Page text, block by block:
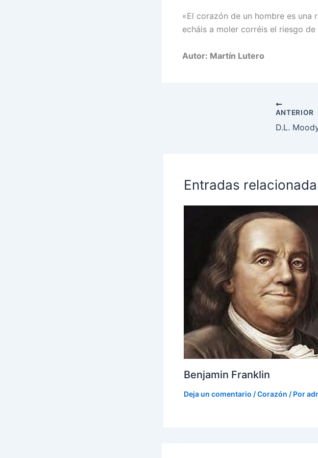
«El corazón de un hombre es una
echáis a moler corréis el riesgo
Autor: Martín Lutero
ANTERIOR
D.L.
Entradas
Benjamin Franklin
Deja un comentario /Corazón / Por